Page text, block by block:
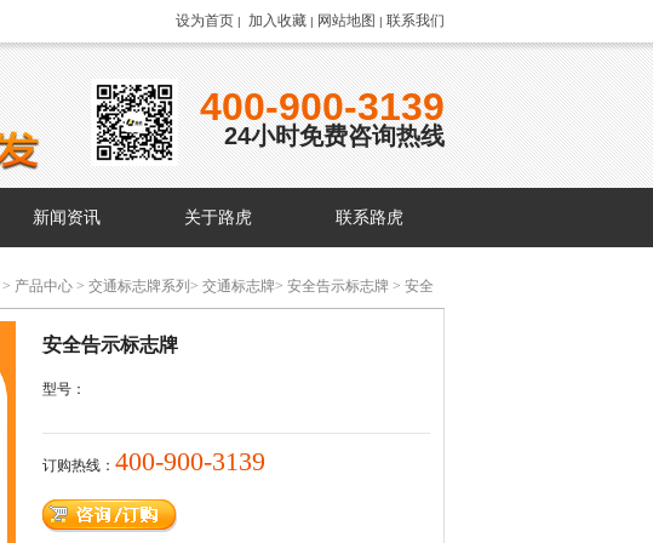
设为首页 | 加入收藏 | 网站地图 | 联系我们
400-900-3139
24小时免费咨询热线
新闻资讯 关于路虎 联系路虎
> 产品中心 > 交通标志牌系列 > 交通标志牌> 安全告示标志牌 > 安全
安全告示标志牌
型号：
订购热线： 400-900-3139